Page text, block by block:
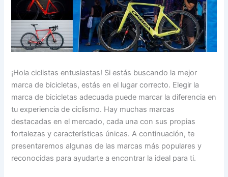
¡Hola ciclistas entusiastas! Si estás buscando la mejor
marca de bicicletas, estás en el lugar correcto. Elegir la
marca de bicicletas adecuada puede marcar la diferencia en
tu experiencia de ciclismo. Hay muchas marcas
destacadas en el mercado, cada una con sus propias
fortalezas y características únicas. A continuación, te
presentaremos algunas de las marcas más populares y
reconocidas para ayudarte a encontrar la ideal para ti.